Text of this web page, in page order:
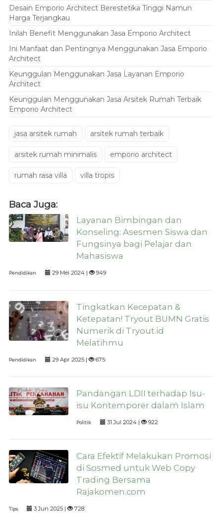
Desain Emporio Architect Berestetika Tinggi Namun
Harga Terjangkau
Inilah Benefit Menggunakan Jasa Emporio Architect
Ini Manfaat dan Pentingnya Menggunakan Jasa Emporio
Architect
Keunggulan Menggunakan Jasa Layanan Emporio
Architect
Keunggulan Menggunakan Jasa Arsitek Rumah Terbaik
Emporio Architect
jasa arsitek rumah arsitek rumah terbaik
arsitek rumah minimalis emporio architect
rumah rasa villa villa tropis
Baca Juga:
Layanan Bimbingan dan
Konseling: Asesmen Siswa dan
Fungsinya bagi Pelajar dan
Mahasiswa
Pendidikan 29 Mei 2024 | 949
Tingkatkan Kecepatan &
Ketepatan! Tryout BUMN Gratis
Numerik di Tryout.id
Melatihmu
Pendidikan 29 Apr 2025 | 675
Pandangan LDII terhadap Isu-
isu Kontemporer dalam Islam
Politik 31 Jul 2024 | 922
Cara Efektif Melakukan Promosi
di Sosmed untuk Web Copy
Trading Bersama
Rajakomen.com
Tips 3 Jun 2025 | 728